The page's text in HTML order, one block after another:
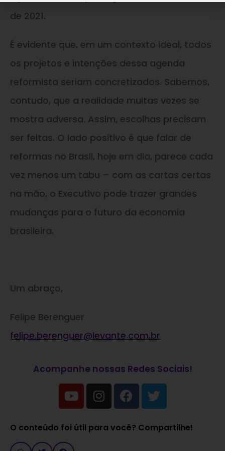
de 2021.
É evidente que, em um contexto ideal, todos
os projetos e intenções dessa agenda
reformista seriam concretizados. Sabemos,
contudo, que a realidade muitas vezes se
mostra adversa. Assim, escolhas precisam
ser feitas. O lado positivo é que falar de
reformas no Brasil, hoje em dia, parece cada
vez menos um tabu – com as cartas certas
na mão, o Executivo pode trazer grandes
mudanças para o futuro da economia
brasileira.
Um abraço,
Felipe Berenguer
felipe.berenguer@levante.com.br
Acompanhe nossas Redes Sociais!
O conteúdo foi útil para você? Compartilhe!